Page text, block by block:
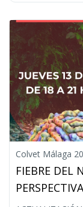
Colvet Málaga
FIEBRE DEL